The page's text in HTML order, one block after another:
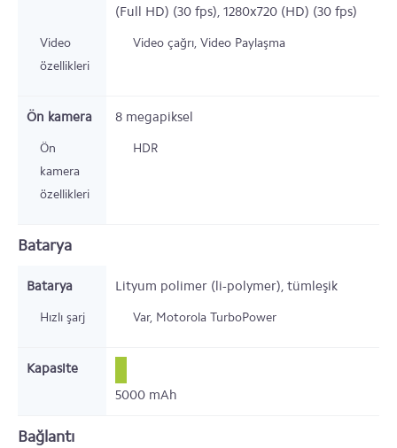
(Full HD) (30 fps), 1280x720 (HD) (30 fps)
Video
özellikleri
Video çağrı, Video Paylaşma
Ön kamera 8 megapiksel
Ön
kamera
özellikleri
HDR
Batarya
Batarya Lityum polimer (li-polymer), tümleşik
Hızlı şarj Var, Motorola TurboPower
Kapasite
5000 mAh
Bağlantı